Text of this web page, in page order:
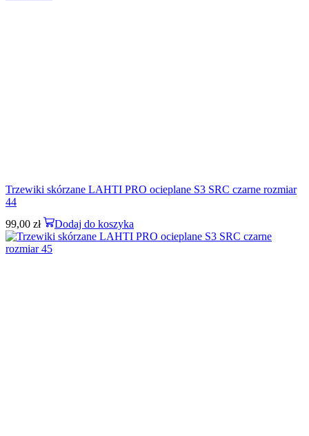
Trzewiki skórzane LAHTI PRO ocieplane S3 SRC czarne rozmiar
44
99,00 zł Dodaj do koszyka